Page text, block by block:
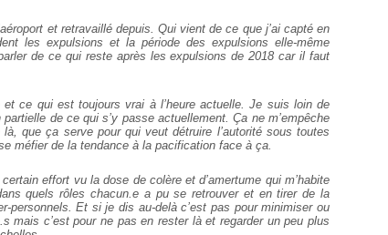
et retravaillé depuis. Qui vient de ce que j’ai capté en
les expulsions et la période des expulsions elle-même
de ce qui reste après les expulsions de 2018 car il faut
ce qui est toujours vrai à l’heure actuelle. Je suis loin de
de ce qui s’y passe actuellement. Ça ne m’empêche
que ça serve pour qui veut détruire l’autorité sous toutes
méfier de la tendance à la pacification face à ça.
effort vu la dose de colère et d’amertume qui m’habite
quels rôles chacun.e a pu se retrouver et en tirer de la
personnels. Et si je dis au-delà c’est pas pour minimiser ou
mais c’est pour ne pas en rester là et regarder un peu plus